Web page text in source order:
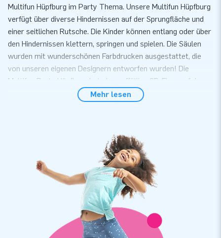
Multifun Hüpfburg im Party Thema. Unsere Multifun Hüpfburg
verfügt über diverse Hindernissen auf der Sprungfläche und
einer seitlichen Rutsche. Die Kinder können entlang oder über
den Hindernissen klettern, springen und spielen. Die Säulen
wurden mit wunderschönen Farbdrucken ausgestattet, die
von unseren eigenen Designern entworfen wurden! Die
Multifun Party Hüpfburg hat eine auffällige 3D-Figur auf dem
Dach, passend zum Thema. Darüber hinaus sorgt die seitliche
Bauen Sie unsere Multifun Hüpfburg innerhalb von 10 Minuten
auf. Zum Beispiel während einer Kinder- oder
Nachbarschaftsparty. Die Hüpfburg wird kompakt als ein Teil
geliefert wodurch Sie einfach und komfortable
transportierbar ist. Die aufblasbare Konstruktion wird inkl.
Gebläse, Erdnägel, Transporttasche und einer deutlichen
Mehr lesen